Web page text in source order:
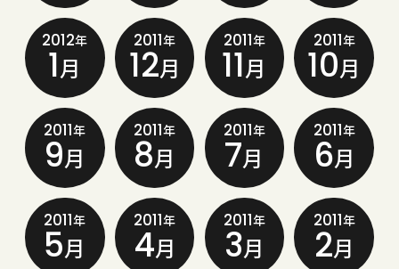
2012年
1月
2011年
12月
2011年
11月
2011年
10月
2011年
9月
2011年
8月
2011年
7月
2011年
6月
2011年
5月
2011年
4月
2011年
3月
2011年
2月